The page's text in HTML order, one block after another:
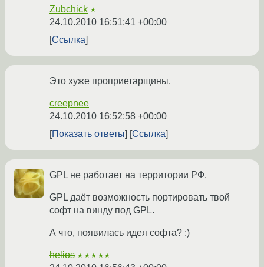
Zubchick ★
24.10.2010 16:51:41 +00:00
Ссылка
Это хуже проприетарщины.
creepnee
24.10.2010 16:52:58 +00:00
Показать ответы
Ссылка
GPL не работает на территории РФ.
GPL даёт возможность портировать твой
софт на винду под GPL.
А что, появилась идея софта? :)
helios ★★★★★